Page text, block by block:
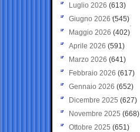
Luglio 2026 (613)
Giugno 2026 (545)
Maggio 2026 (402)
Aprile 2026 (591)
Marzo 2026 (641)
Febbraio 2026 (617)
Gennaio 2026 (652)
Dicembre 2025 (627)
Novembre 2025 (668)
Ottobre 2025 (651)